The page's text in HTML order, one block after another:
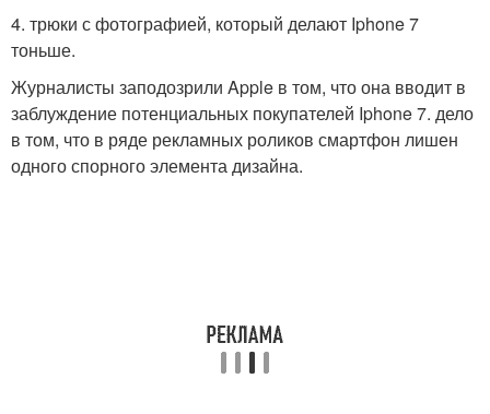
4. трюки с фотографией, который делают Iphone 7
тоньше.
Журналисты заподозрили Apple в том, что она вводит в
заблуждение потенциальных покупателей Iphone 7. дело
в том, что в ряде рекламных роликов смартфон лишен
одного спорного элемента дизайна.